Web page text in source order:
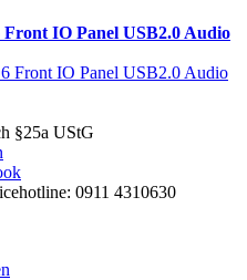
IO Panel USB2.0 Audio
§25a UStG
0911 4310630